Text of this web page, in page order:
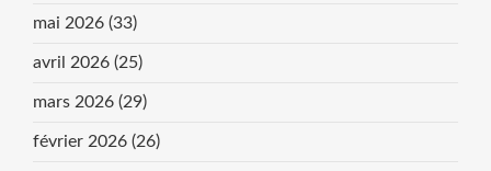
mai 2026 (33)
avril 2026 (25)
mars 2026 (29)
février 2026 (26)